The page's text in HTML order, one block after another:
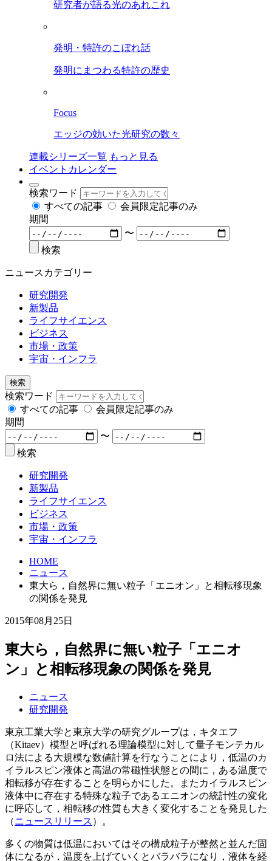
研究者が語る光のあれこれ
発明・特許のこぼれ話
発明にまつわる特許の歴史
Focus
エッジの効いた光研究の数々
連載シリーズ一覧 もっと見る
イベントカレンダー
検索ワード
すべての記事
会員限定記事のみ
期間
〜
検索
ニュースカテゴリー
研究開発
新製品
ライフサイエンス
ビジネス
市場・政策
宇宙・インフラ
検索
検索ワード
すべての記事
会員限定記事のみ
期間
〜
検索
研究開発
新製品
ライフサイエンス
ビジネス
市場・政策
宇宙・インフラ
HOME
ニュース
東大ら，自然界に無い粒子「エニオン」と相転移現象
の関係を発見
2015年08月25日
東大ら，自然界に無い粒子「エニオ
ン」と相転移現象の関係を発見
ニュース
研究開発
東京工業大学と東京大学の研究グループは，キタエフ
（Kitaev）模型と呼ばれる理論模型に対して量子モンテカル
ロ法による大規模な数値計算を行なうことにより，低温のカ
イラルスピン液体と高温の常磁性状態との間に，ある温度で
相転移が存在することを明らかにした。またカイラルスピン
液体中に存在する特殊な粒子であるエニオンの統計性の変化
に呼応して，相転移の性質も大きく変化することを発見した
（ニュースリリース ）。
多くの物質は低温においてはその構成粒子が整然と並んだ固
体になるが，温度を上げていくとバラバラになり，液体を経